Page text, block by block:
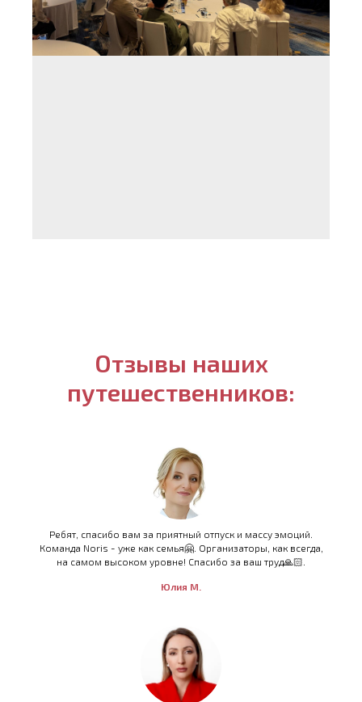
Отзывы наших
путешественников:
Ребят, спасибо вам за приятный отпуск и массу эмоций.
Команда Noris - уже как семья🤗. Организаторы, как всегда,
на самом высоком уровне! Спасибо за ваш труд🙏🏻.
Юлия М.